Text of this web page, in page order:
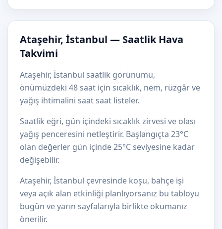
Ataşehir, İstanbul — Saatlik Hava
Takvimi
Ataşehir, İstanbul saatlik görünümü,
önümüzdeki 48 saat için sıcaklık, nem, rüzgâr ve
yağış ihtimalini saat saat listeler.
Saatlik eğri, gün içindeki sıcaklık zirvesi ve olası
yağış penceresini netleştirir. Başlangıçta 23°C
olan değerler gün içinde 25°C seviyesine kadar
değişebilir.
Ataşehir, İstanbul çevresinde koşu, bahçe işi
veya açık alan etkinliği planlıyorsanız bu tabloyu
bugün ve yarın sayfalarıyla birlikte okumanız
önerilir.